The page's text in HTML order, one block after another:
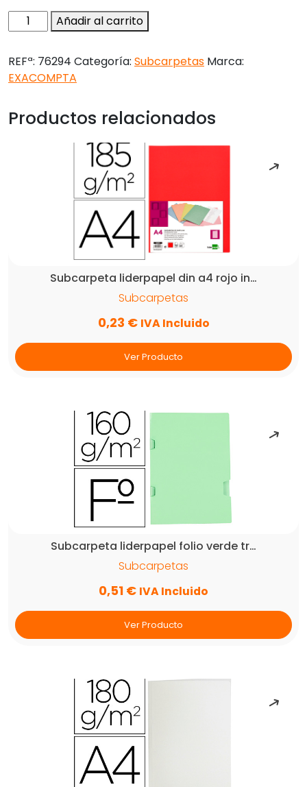
Subcarpeta
papel
din
a4
80
Añadir al carrito
REFª: 76294 Categoría: Subcarpetas Marca:
EXACOMPTA
Productos relacionados
Subcarpeta liderpapel din a4 rojo in…
Subcarpetas
0,23 € IVA Incluido
Ver Producto
Subcarpeta liderpapel folio verde tr…
Subcarpetas
0,51 € IVA Incluido
Ver Producto